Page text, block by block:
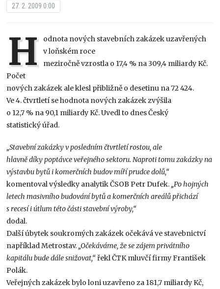
27. 2. 2009 0:00
H odnota nových stavebních zakázek uzavřených
v loňském roce
meziročně vzrostla o 17,4 % na 309,4 miliardy Kč.
Počet
nových zakázek ale klesl přibližně o desetinu na 72 424.
Ve 4. čtvrtletí se hodnota nových zakázek zvýšila
o 12,7 % na 90,1 miliardy Kč. Uvedl to dnes Český
statistický úřad.
„Stavební zakázky v posledním čtvrtletí rostou, ale
hlavně díky poptávce veřejného sektoru. Naproti tomu zakázky na
výstavbu bytů i komerčních budov míří prudce dolů,“
komentoval výsledky analytik ČSOB Petr Dufek. „Po hojných
letech masivního budování bytů a komerčních areálů přichází
s recesí i útlum této části stavební výroby,“
dodal.
Další úbytek soukromých zakázek očekává ve stavebnictví
například Metrostav. „Očekáváme, že se zájem privátního
kapitálu bude dále snižovat,“řekl ČTK mluvčí firmy František
Polák.
Veřejných zakázek bylo loni uzavřeno za 181,7 miliardy Kč,